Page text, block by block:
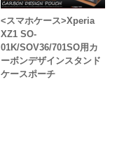
<スマホケース>Xperia
XZ1 SO-
01K/SOV36/701SO用カ
ーボンデザインスタンド
ケースポーチ